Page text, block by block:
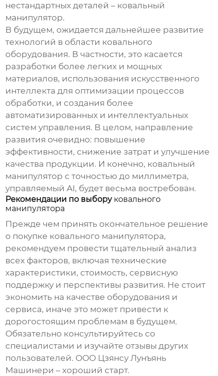
нестандартных деталей – ковальный
манипулятор.
В будущем, ожидается дальнейшее развитие
технологий в области ковального
оборудования. В частности, это касается
разработки более легких и мощных
материалов, использования искусственного
интеллекта для оптимизации процессов
обработки, и создания более
автоматизированных и интеллектуальных
систем управления. В целом, направление
развития очевидно: повышение
эффективности, снижение затрат и улучшение
качества продукции. И конечно, ковальный
манипулятор с точностью до миллиметра,
управляемый AI, будет весьма востребован.
Рекомендации по выбору ковального
манипулятора
Прежде чем принять окончательное решение
о покупке ковального манипулятора,
рекомендуем провести тщательный анализ
всех факторов, включая технические
характеристики, стоимость, сервисную
поддержку и перспективы развития. Не стоит
экономить на качестве оборудования и
сервиса, иначе это может привести к
дорогостоящим проблемам в будущем.
Обязательно консультируйтесь со
специалистами и изучайте отзывы других
пользователей. ООО Цзянсу Лунъянь
Машинери – хороший старт.